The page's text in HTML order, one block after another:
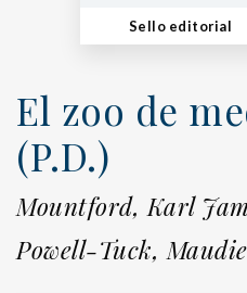
Sello editorial
El zoo de
(P.D.)
Mountford, Karl
Powell-Tuck, Maudie